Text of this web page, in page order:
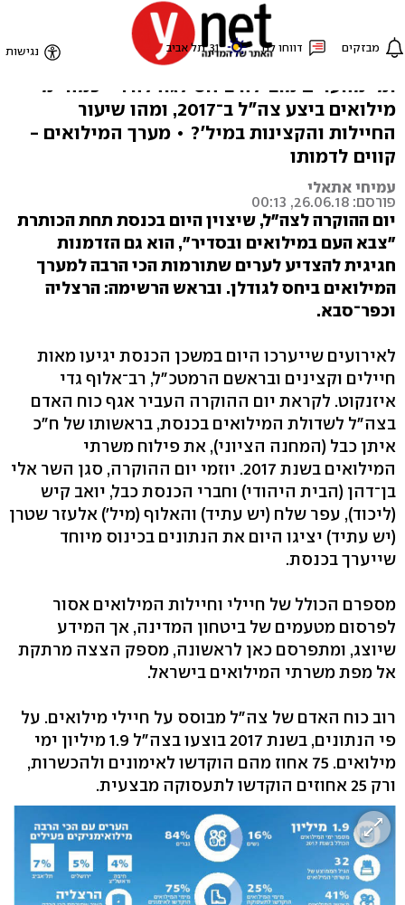
אלופים במילואים
באיזו עיר חיים הכי הרבה מילואימניקים פעילים,
ומי מהערים מובילה ביחס לגודלה? • כמה ימי
מילואים ביצע צה"ל ב־2017, ומהו שיעור
החיילות והקצינות במיל'? • מערך המילואים -
קווים לדמותו
עמיחי אתאלי
פורסם: 26.06.18, 00:13
יום ההוקרה לצה"ל, שיצוין היום בכנסת תחת הכותרת
"צבא העם במילואים ובסדיר", הוא גם הזדמנות
חגיגית להצדיע לערים שתורמות הכי הרבה למערך
המילואים ביחס לגודלן. ובראש הרשימה: הרצליה
וכפר־סבא.
לאירועים שייערכו היום במשכן הכנסת יגיעו מאות
חיילים וקצינים ובראשם הרמטכ"ל, רב־אלוף גדי
איזנקוט. לקראת יום ההוקרה העביר אגף כוח האדם
בצה"ל לשדולת המילואים בכנסת, בראשותו של ח"כ
איתן כבל (המחנה הציוני), את פילוח משרתי
המילואים בשנת 2017. יוזמי יום ההוקרה, סגן השר אלי
בן־דהן (הבית היהודי) וחברי הכנסת כבל, יואב קיש
(ליכוד), עפר שלח (יש עתיד) והאלוף (מיל') אלעזר שטרן
(יש עתיד) יציגו היום את הנתונים בכינוס מיוחד
שייערך בכנסת.
מספרם הכולל של חיילי וחיילות המילואים אסור
לפרסום מטעמים של ביטחון המדינה, אך המידע
שיוצג, ומתפרסם כאן לראשונה, מספק הצצה מרתקת
אל מפת משרתי המילואים בישראל.
רוב כוח האדם של צה"ל מבוסס על חיילי מילואים. על
פי הנתונים, בשנת 2017 בוצעו בצה"ל 1.9 מיליון ימי
מילואים. 75 אחוז מהם הוקדשו לאימונים ולהכשרות,
ורק 25 אחוזים הוקדשו לתעסוקה מבצעית.